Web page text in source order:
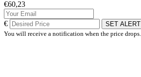
€60,23
€
SET ALERT
You will receive a notification when the price drops.